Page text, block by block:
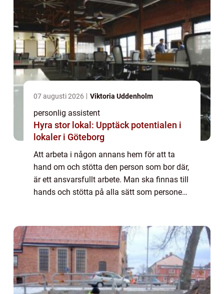
07 augusti 2026 Viktoria Uddenholm
personlig assistent
Hyra stor lokal: Upptäck potentialen i
lokaler i Göteborg
Att arbeta i någon annans hem för att ta
hand om och stötta den person som bor där,
är ett ansvarsfullt arbete. Man ska finnas till
hands och stötta på alla sätt som personen